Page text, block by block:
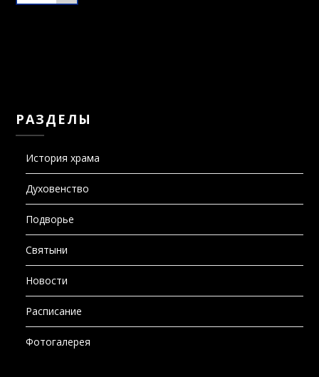
РАЗДЕЛЫ
История храма
Духовенство
Подворье
Святыни
Новости
Расписание
Фотогалерея